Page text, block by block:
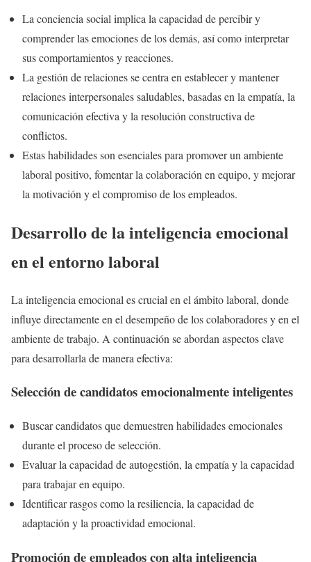
La conciencia social implica la capacidad de percibir y
comprender las emociones de los demás, así como interpretar
sus comportamientos y reacciones.
La gestión de relaciones se centra en establecer y mantener
relaciones interpersonales saludables, basadas en la empatía, la
comunicación efectiva y la resolución constructiva de
conflictos.
Estas habilidades son esenciales para promover un ambiente
laboral positivo, fomentar la colaboración en equipo, y mejorar
la motivación y el compromiso de los empleados.
Desarrollo de la inteligencia emocional
en el entorno laboral
La inteligencia emocional es crucial en el ámbito laboral, donde
influye directamente en el desempeño de los colaboradores y en el
ambiente de trabajo. A continuación se abordan aspectos clave
para desarrollarla de manera efectiva:
Selección de candidatos emocionalmente inteligentes
Buscar candidatos que demuestren habilidades emocionales
durante el proceso de selección.
Evaluar la capacidad de autogestión, la empatía y la capacidad
para trabajar en equipo.
Identificar rasgos como la resiliencia, la capacidad de
adaptación y la proactividad emocional.
Promoción de empleados con alta inteligencia